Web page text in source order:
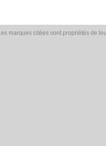
Les marques citées sont propriétés de